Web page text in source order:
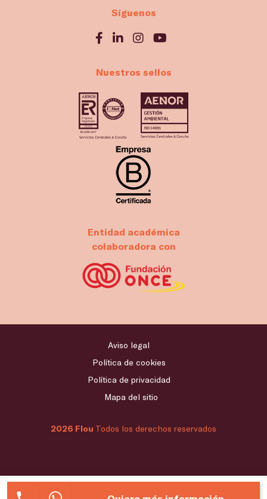
Síguenos
Nuestros sellos
Entidad académica
colaboradora con
2026 Flou Todos los derechos reservados
Aviso legal
Política de cookies
Política de privacidad
Mapa del sitio